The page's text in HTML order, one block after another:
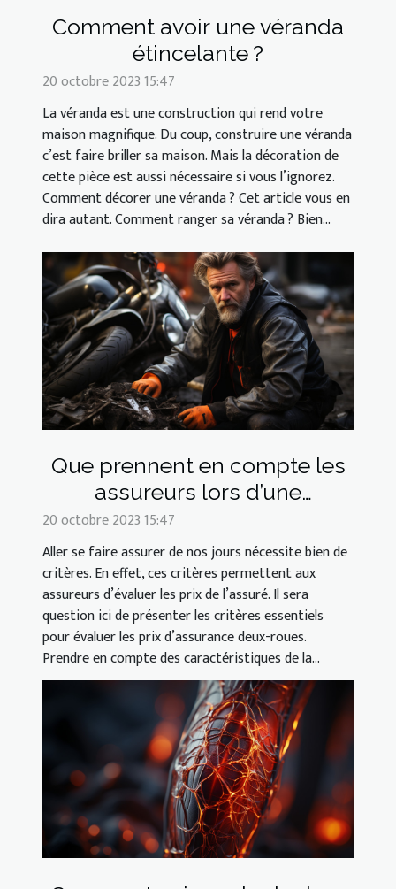
Comment avoir une véranda
étincelante ?
20 octobre 2023 15:47
La véranda est une construction qui rend votre
maison magnifique. Du coup, construire une véranda
c’est faire briller sa maison. Mais la décoration de
cette pièce est aussi nécessaire si vous l’ignorez.
Comment décorer une véranda ? Cet article vous en
dira autant. Comment ranger sa véranda ? Bien...
Que prennent en compte les
assureurs lors d’une
assurance deux-roues ?
20 octobre 2023 15:47
Aller se faire assurer de nos jours nécessite bien de
critères. En effet, ces critères permettent aux
assureurs d’évaluer les prix de l’assuré. Il sera
question ici de présenter les critères essentiels
pour évaluer les prix d’assurance deux-roues.
Prendre en compte des caractéristiques de la...